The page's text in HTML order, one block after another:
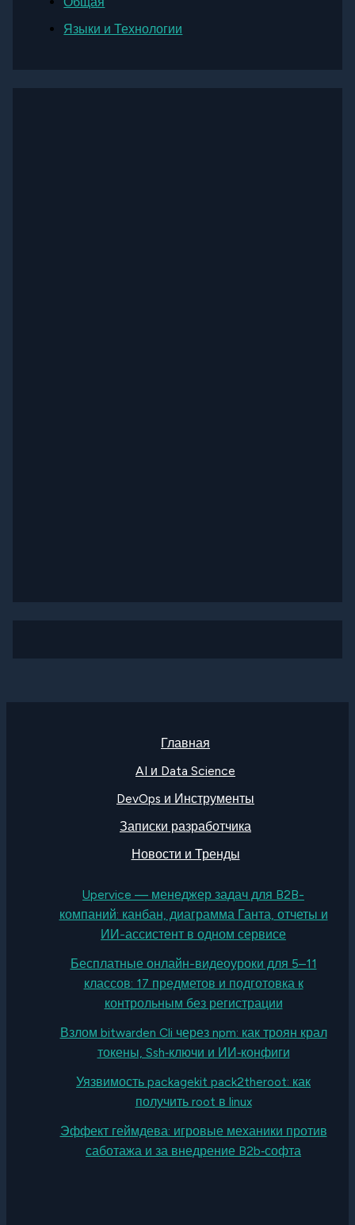
Языки и Технологии
Главная
AI и Data Science
DevOps и Инструменты
Записки разработчика
Новости и Тренды
Upervice — менеджер задач для B2B-
компаний: канбан, диаграмма Ганта, отчеты и
ИИ-ассистент в одном сервисе
Бесплатные онлайн-видеоуроки для 5–11
классов: 17 предметов и подготовка к
контрольным без регистрации
Взлом bitwarden Cli через npm: как троян крал
токены, Ssh‑ключи и ИИ‑конфиги
Уязвимость packagekit pack2theroot: как
получить root в linux
Эффект геймдева: игровые механики против
саботажа и за внедрение B2b‑софта